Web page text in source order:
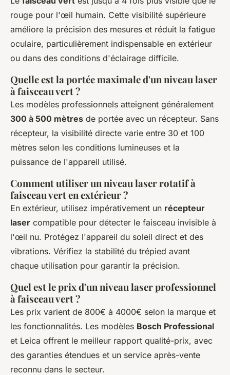
rouge pour l'œil humain. Cette visibilité supérieure
améliore la précision des mesures et réduit la fatigue
oculaire, particulièrement indispensable en extérieur
ou dans des conditions d'éclairage difficile.
Quelle est la portée maximale d'un niveau laser
à faisceau vert ?
Les modèles professionnels atteignent généralement
300 à 500 mètres de portée avec un récepteur. Sans
récepteur, la visibilité directe varie entre 30 et 100
mètres selon les conditions lumineuses et la
puissance de l'appareil utilisé.
Comment utiliser un niveau laser rotatif à
faisceau vert en extérieur ?
En extérieur, utilisez impérativement un récepteur
laser compatible pour détecter le faisceau invisible à
l'œil nu. Protégez l'appareil du soleil direct et des
vibrations. Vérifiez la stabilité du trépied avant
chaque utilisation pour garantir la précision.
Quel est le prix d'un niveau laser professionnel
à faisceau vert ?
Les prix varient de 800€ à 4000€ selon la marque et
les fonctionnalités. Les modèles Bosch Professional
et Leica offrent le meilleur rapport qualité-prix, avec
des garanties étendues et un service après-vente
reconnu dans le secteur.